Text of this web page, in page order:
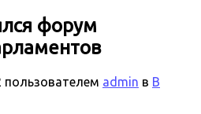
форум
пользователем admin в В